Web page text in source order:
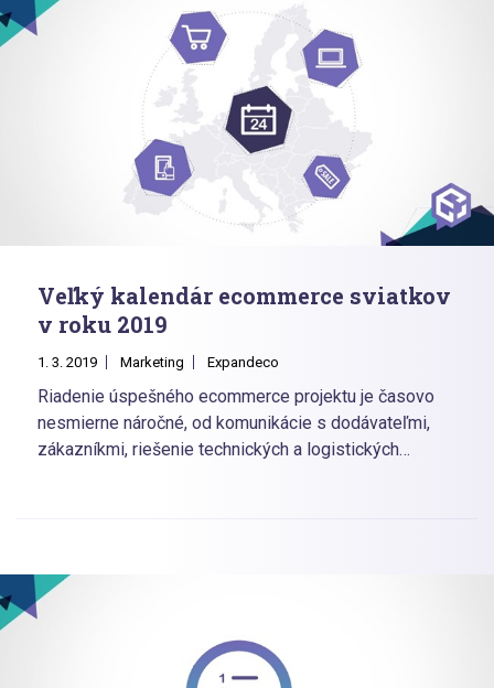
Veľký kalendár ecommerce sviatkov
v roku 2019
1. 3. 2019 Marketing Expandeco
Riadenie úspešného ecommerce projektu je časovo
nesmierne náročné, od komunikácie s dodávateľmi,
zákazníkmi, riešenie technických a logistických